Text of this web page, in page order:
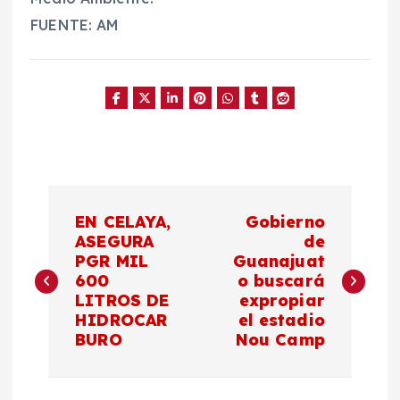
FUENTE: AM
v
EN CELAYA,
ASEGURA
PGR MIL
600
LITROS DE
HIDROCAR
BURO
Gobierno
de
Guanajuat
o buscará
expropiar
el estadio
Nou Camp